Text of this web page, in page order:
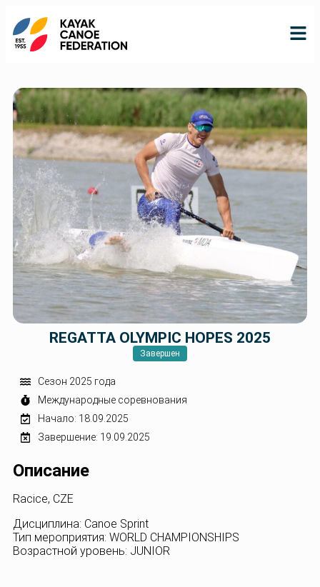
RO
RU
EN
REGATTA OLYMPIC HOPES 2025
Завершен
Сезон 2025 года
Международные соревнования
Начало: 18.09.2025
Завершение: 19.09.2025
Описание
Racice, CZE
Дисциплина: Canoe Sprint
Тип мероприятия: WORLD CHAMPIONSHIPS
Возрастной уровень: JUNIOR